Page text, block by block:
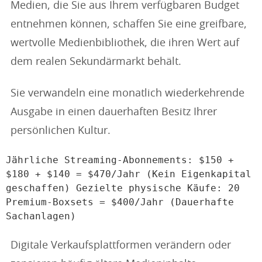
Medien, die Sie aus Ihrem verfügbaren Budget
entnehmen können, schaffen Sie eine greifbare,
wertvolle Medienbibliothek, die ihren Wert auf
dem realen Sekundärmarkt behält.
Sie verwandeln eine monatlich wiederkehrende
Ausgabe in einen dauerhaften Besitz Ihrer
persönlichen Kultur.
Jährliche Streaming-Abonnements: $150 +
$180 + $140 = $470/Jahr (Kein Eigenkapital
geschaffen) Gezielte physische Käufe: 20
Premium-Boxsets = $400/Jahr (Dauerhafte
Digitale Verkaufsplattformen verändern oder